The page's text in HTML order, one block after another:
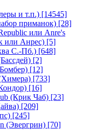
и т.п.) [14545]
приманок) [28]
или Anre's
или Анрес) [5]
С.-Пб.) [648]
[2]
[12]
[733]
[16]
(Крик Чаб) [23]
[209]
[245]
(Эвергрин) [70]